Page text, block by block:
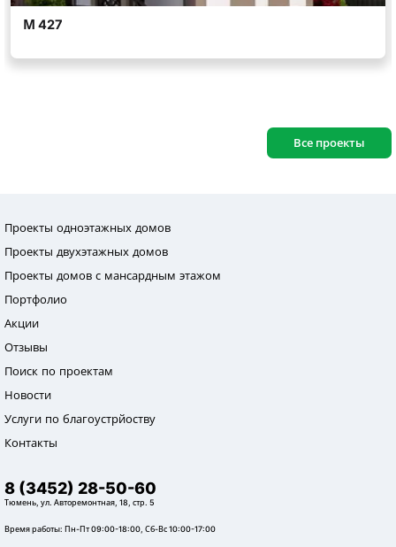
Все проекты
Проекты одноэтажных домов
Проекты двухэтажных домов
Проекты домов с мансардным этажом
Портфолио
Акции
Отзывы
Поиск по проектам
Новости
Услуги по благоустрйоству
Контакты
8 (3452) 28-50-60
Тюмень, ул. Авторемонтная, 18, стр. 5
Время работы: Пн-Пт 09:00-18:00, Сб-Вс 10:00-17:00